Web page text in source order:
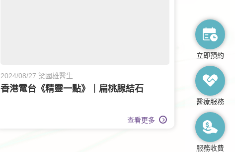
2024/08/27 梁國雄醫生
香港電台《精靈一點》｜扁桃腺結石
查看更多
立即預約
醫療服務
服務收費